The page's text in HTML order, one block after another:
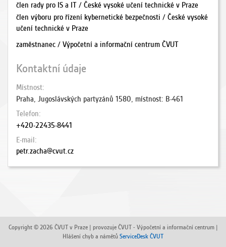
člen rady pro IS a IT / České vysoké učení technické v Praze
člen výboru pro řízení kybernetické bezpečnosti / České vysoké
učení technické v Praze
zaměstnanec / Výpočetní a informační centrum ČVUT
Kontaktní údaje
Místnost
Praha, Jugoslávských partyzánů 1580, místnost: B-461
Telefon
+420-22435-8441
E-mail
petr.zacha@cvut.cz
Copyright © 2026 ČVUT v Praze | provozuje ČVUT - Výpočetní a informační centrum |
Hlášení chyb a námětů ServiceDesk ČVUT